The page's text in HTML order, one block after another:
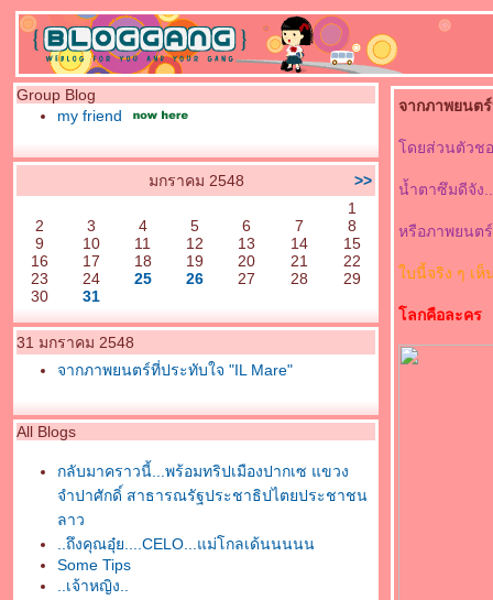
Group Blog
my friend
มกราคม 2548
>>
1
2
3 4 5 6 7
8
9
10 11 12 13 14
15
16
17 18 19 20 21
22
23
24 25 26 27 28
29
30
31
31 มกราคม 2548
จากภาพยนตร์ที่ประทับใจ "IL Mare"
All Blogs
กลับมาคราวนี้...พร้อมทริปเมืองปากเซ แขวง
จำปาศักดิ์ สาธารณรัฐประชาธิปไตยประชาชน
ลาว
..ถึงคุณอุ๋ย....CELO...แม่โกลเด้นนนนน
Some Tips
..เจ้าหญิง..
จากภาพยนต
ดยส่วนตัวชอ
น้ำตาซึมดีจัง
หรือภาพยนต
บนี้จริง ๆ เห็น
ลกคือละคร